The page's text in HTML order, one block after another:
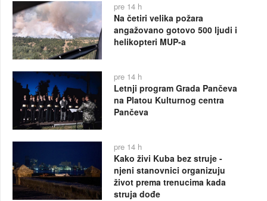
pre 14 h
Na četiri velika požara
angažovano gotovo 500 ljudi i
helikopteri MUP-a
pre 14 h
Letnji program Grada Pančeva
na Platou Kulturnog centra
Pančeva
pre 14 h
Kako živi Kuba bez struje -
njeni stanovnici organizuju
život prema trenucima kada
struja dođe